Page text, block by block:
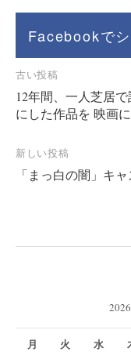
シ
ョ
ン
Facebookで
投
稿
ナ
ビ
ゲ
ョ
古い投稿
12年間、一人芝居
にした作品を 映画
新しい投稿
「まっ白の闇」キ
月 火 水